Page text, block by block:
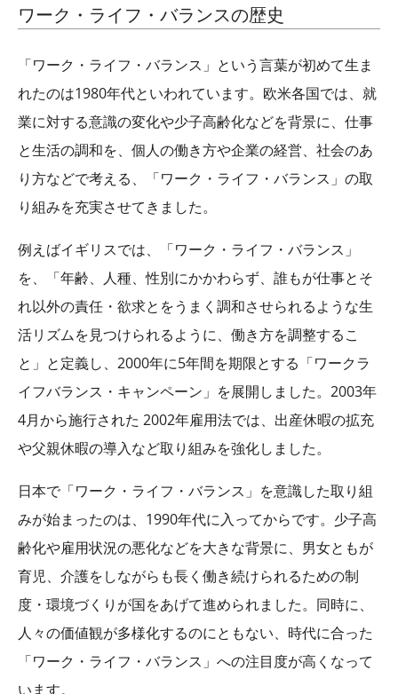
ワーク・ライフ・バランスの歴史
「ワーク・ライフ・バランス」という言葉が初めて生ま
れたのは1980年代といわれています。欧米各国では、就
業に対する意識の変化や少子高齢化などを背景に、仕事
と生活の調和を、個人の働き方や企業の経営、社会のあ
り方などで考える、「ワーク・ライフ・バランス」の取
り組みを充実させてきました。
例えばイギリスでは、「ワーク・ライフ・バランス」
を、「年齢、人種、性別にかかわらず、誰もが仕事とそ
れ以外の責任・欲求とをうまく調和させられるような生
活リズムを見つけられるように、働き方を調整するこ
と」と定義し、2000年に5年間を期限とする「ワークラ
イフバランス・キャンペーン」を展開しました。2003年
4月から施行された 2002年雇用法では、出産休暇の拡充
や父親休暇の導入など取り組みを強化しました。
日本で「ワーク・ライフ・バランス」を意識した取り組
みが始まったのは、1990年代に入ってからです。少子高
齢化や雇用状況の悪化などを大きな背景に、男女ともが
育児、介護をしながらも長く働き続けられるための制
度・環境づくりが国をあげて進められました。同時に、
人々の価値観が多様化するのにともない、時代に合った
「ワーク・ライフ・バランス」への注目度が高くなって
います。